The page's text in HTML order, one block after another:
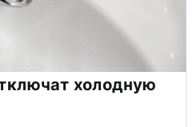
холодную